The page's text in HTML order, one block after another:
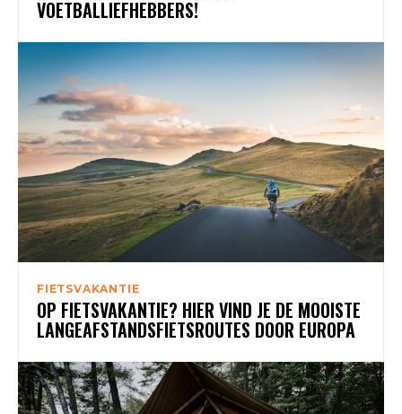
VOETBALLIEFHEBBERS!
FIETSVAKANTIE
OP FIETSVAKANTIE? HIER VIND JE DE MOOISTE
LANGEAFSTANDSFIETSROUTES DOOR EUROPA